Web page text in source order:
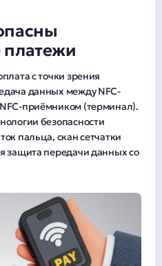
платежи
с точки зрения
данных между NFC-
приёмником (терминал).
безопасности
пальца, скан сетчатки
защита передачи данных со